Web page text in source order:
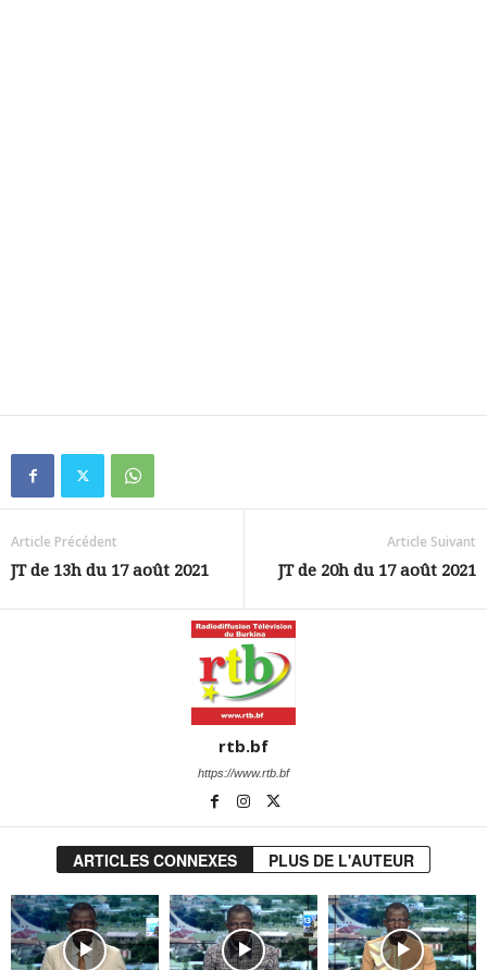
Article Précédent
JT de 13h du 17 août 2021
Article Suivant
JT de 20h du 17 août 2021
rtb.bf
https://www.rtb.bf
ARTICLES CONNEXES PLUS DE L'AUTEUR